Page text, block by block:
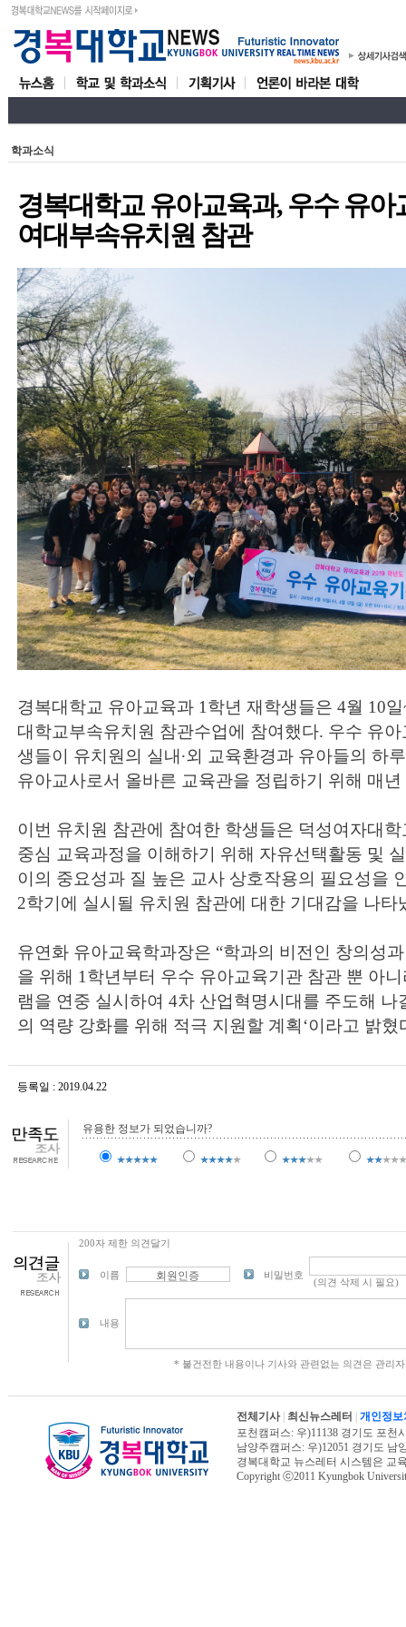
학과소식
경복대학교 유아교육과, 우수 유아
여대부속유치원 참관
경복대학교 유아교육과 1학년 재학생들은 4월 10
대학교부속유치원 참관수업에 참여했다. 우수 유
생들이 유치원의 실내∙외 교육환경과 유아들의 하
유아교사로서 올바른 교육관을 정립하기 위해 매
이번 유치원 참관에 참여한 학생들은 덕성여자대
중심 교육과정을 이해하기 위해 자유선택활동 및
이의 중요성과 질 높은 교사 상호작용의 필요성을
2학기에 실시될 유치원 참관에 대한 기대감을 나타
유연화 유아교육학과장은 “학과의 비전인 창의성
을 위해 1학년부터 우수 유아교육기관 참관 뿐 아
램을 연중 실시하여 4차 산업혁명시대를 주도해 나
의 역량 강화를 위해 적극 지원할 계획‘이라고 밝혔
등록일 : 2019.04.22조회수 : 20,177
유용한 정보가 되었습니까?
200자 제한 의견달기
이름 비밀번호
내용
* 불건전한 내용이나 기사와 관련없는 의견은 관리
전체기사| 최신뉴스레터
개인정보
포천캠퍼스: 우)11138 경기도 포천
남양주캠퍼스: 우)12051 경기도 남
경복대학교 뉴스레터 시스템은 교
Copyright ⓒ2011 Kyungbok